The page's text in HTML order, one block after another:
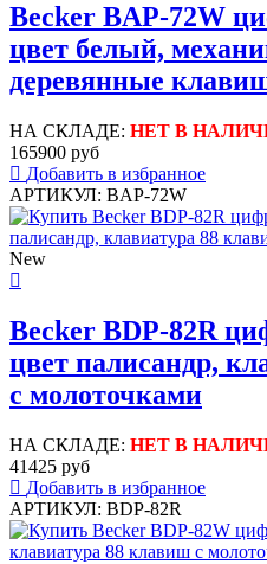
Becker BAP-72W
цвет белый,
деревянные
НА СКЛАДЕ: НЕТ В
165900 руб
Добавить в избранное
АРТИКУЛ: BAP-72W
New
Becker BDP-82R
цвет палисандр,
с молоточками
НА СКЛАДЕ: НЕТ В
41425 руб
Добавить в избранное
АРТИКУЛ: BDP-82R